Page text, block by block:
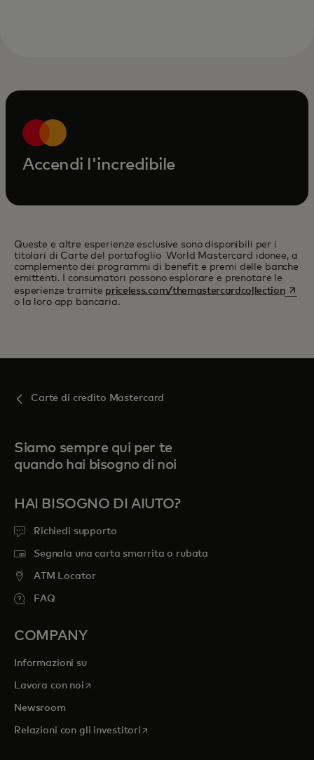
Accendi l'incredibile
Queste e altre esperienze esclusive sono disponibili per i
titolari di Carte del portafoglio World Mastercard idonee, a
complemento dei programmi di benefit e premi delle banche
emittenti. I consumatori possono esplorare e prenotare le
esperienze tramite priceless.com/themastercardcollectionsi
o la loro app bancaria.
Carte di credito Mastercard
Siamo sempre qui per te
quando hai bisogno di noi
HAI BISOGNO DI AIUTO?
Richiedi supporto
Segnala una carta smarrita o rubata
ATM Locator
FAQ
COMPANY
Informazioni su
Lavora con noi si apre in una nuova scheda
Newsroom
Relazioni con gli investitorisi apre in una nuova scheda